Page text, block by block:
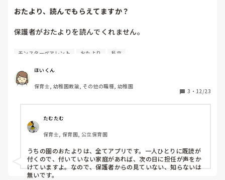
おたより、読んでもらえてますか？
保護者がおたよりを読んでくれません。
先日、生活発表会があったのですが、忘れ物が多かったり、
よりでお知らせしているのも関わらず、伝わっていない保護
者が多くなって来ているように感じています。
あげくの果てに「そんなこと書いてありました？」「そもそ
もお便りもらってないかもしれません。」など、悲しくなる
言葉を言われることも💦
活字離れも進んでいると思うので、こちらが伝えたいことを
文字で羅列するだけではなく、読んでもらえる、読みたくな
る伝え方も必要かなと思っています。
みなさんの園の保護者はきちんとおたよりを読んでいると思
モンスターペアレント おたより 私立
ほいくん
保育士, 幼稚園教諭, その他の職種, 幼稚園
3 ・ 12/23
たむたむ
保育士, 保育園, 公立保育園
うちの園のおたよりは、全てアプリです。一人ひとりに既読が
付くので、付いていない家庭があれば、次の日に担任が声をか
けていますよ。なので、保護者からの見ていない、知らないは
無いです。